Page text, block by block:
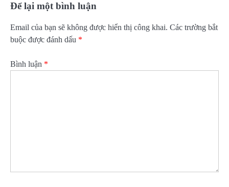
Để lại một bình luận
Email của bạn sẽ không được hiển thị công khai. Các trường bắt
buộc được đánh dấu *
Bình luận *